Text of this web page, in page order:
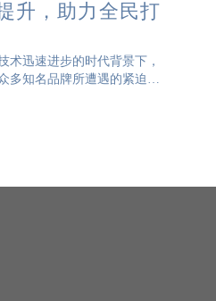
升，助力全民打
术迅速进步的时代背景下，
多知名品牌所遭遇的紧迫问
占了正品的市场空间，更关
誉造成了深深的伤害，并剥